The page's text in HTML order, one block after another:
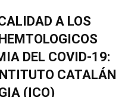
A LOS
DEL COVID-19:
CATALÁN
(ICO)